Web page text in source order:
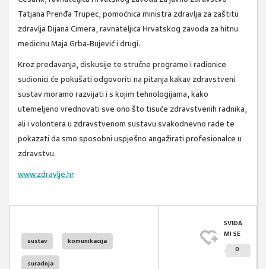
Tatjana Prenđa Trupec, pomoćnica ministra zdravlja za zaštitu
zdravlja Dijana Cimera, ravnateljica Hrvatskog zavoda za hitnu
medicinu Maja Grba-Bujević i drugi.
Kroz predavanja, diskusije te stručne programe i radionice
sudionici će pokušati odgovoriti na pitanja kakav zdravstveni
sustav moramo razvijati i s kojim tehnologijama, kako
utemeljeno vrednovati sve ono što tisuće zdravstvenih radnika,
ali i volontera u zdravstvenom sustavu svakodnevno rade te
pokazati da smo sposobni uspješno angažirati profesionalce u
zdravstvu.
www.zdravlje.hr
sustav komunikacija
suradnja
SVIĐA
MI SE
0